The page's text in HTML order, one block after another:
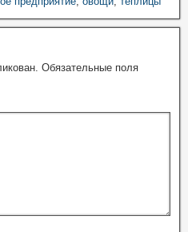
Обязательные поля